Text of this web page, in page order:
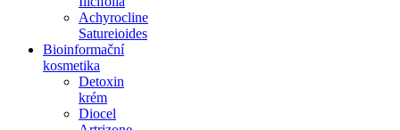
Achyrocline
Satureioides
Bioinformační
kosmetika
Detoxin
krém
Diocel